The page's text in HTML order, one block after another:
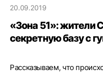
20.09.2019
«Зона 51»:
секретную базу с
Рассказываем, что